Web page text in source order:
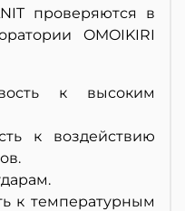
проверяются в
OMOIKIRI
к высоким
к воздействию
к температурным